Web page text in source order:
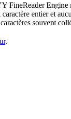
Engine
entier et
souvent
.